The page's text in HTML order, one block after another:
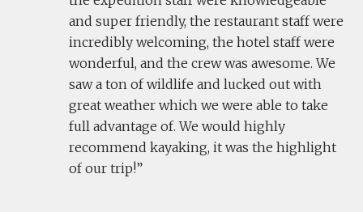
and super friendly, the restaurant staff were
incredibly welcoming, the hotel staff were
wonderful, and the crew was awesome. We
saw a ton of wildlife and lucked out with
great weather which we were able to take
full advantage of. We would highly
recommend kayaking, it was the highlight
of our trip!